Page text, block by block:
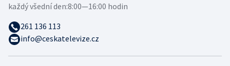
každý všední den:8:00—16:00 hodin
261 136 113
info@ceskatelevize.cz